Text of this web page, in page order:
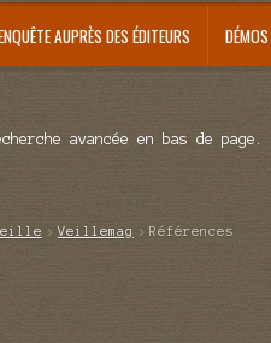
AUPRÈS DES ÉDITEURS
avancée en bas de page.
Veillemag Références